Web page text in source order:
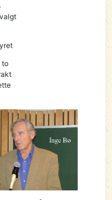
to